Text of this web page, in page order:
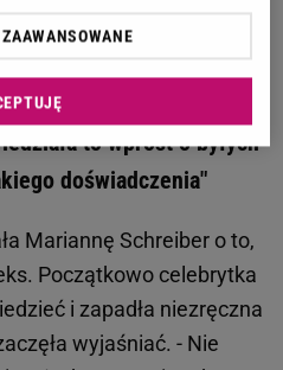
przyjaźni z eks.
to wprost o byłych
doświadczenia"
Mariannę Schreiber o to,
Początkowo celebrytka
i zapadła niezręczna
wyjaśniać. - Nie